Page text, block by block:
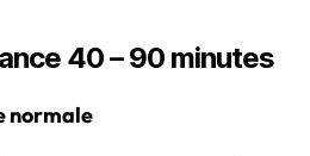
40 – 90 minutes
normale